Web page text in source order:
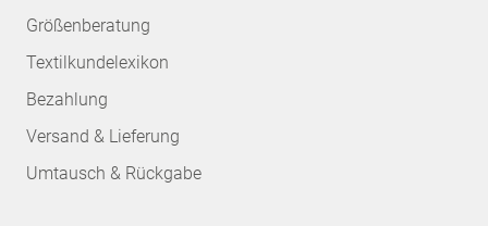
Größenberatung
Textilkundelexikon
Bezahlung
Versand & Lieferung
Umtausch & Rückgabe